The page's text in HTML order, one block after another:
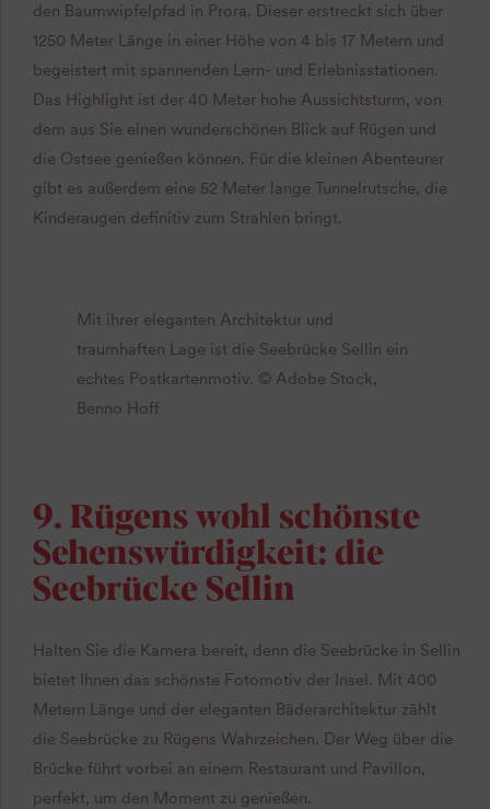
den Baumwipfelpfad in Prora. Dieser erstreckt sich über
1250 Meter Länge in einer Höhe von 4 bis 17 Metern und
begeistert mit spannenden Lern- und Erlebnisstationen.
Das Highlight ist der 40 Meter hohe Aussichtsturm, von
dem aus Sie einen wunderschönen Blick auf Rügen und
die Ostsee genießen können. Für die kleinen Abenteurer
gibt es außerdem eine 52 Meter lange Tunnelrutsche, die
Kinderaugen definitiv zum Strahlen bringt.
Mit ihrer eleganten Architektur und
traumhaften Lage ist die Seebrücke Sellin ein
echtes Postkartenmotiv. © Adobe Stock,
Benno Hoff
9. Rügens wohl schönste
Sehenswürdigkeit: die
Seebrücke Sellin
Halten Sie die Kamera bereit, denn die Seebrücke in Sellin
bietet Ihnen das schönste Fotomotiv der Insel. Mit 400
Metern Länge und der eleganten Bäderarchitektur zählt
die Seebrücke zu Rügens Wahrzeichen. Der Weg über die
Brücke führt vorbei an einem Restaurant und Pavillon,
perfekt, um den Moment zu genießen.